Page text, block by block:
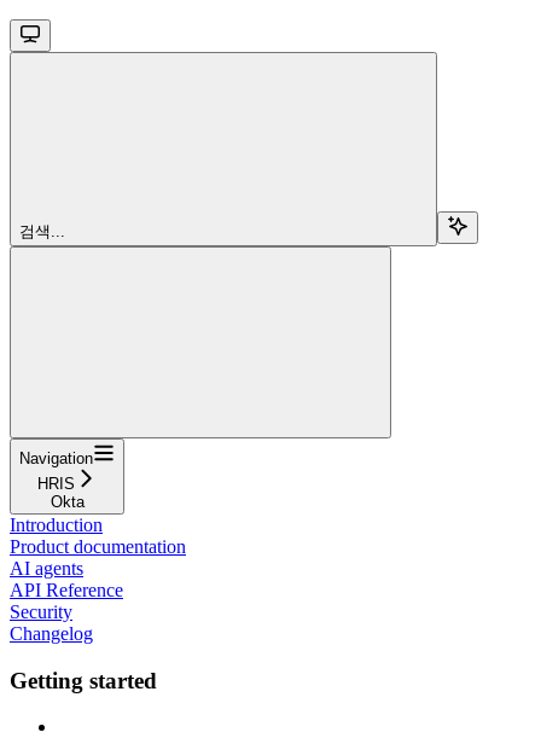
검색...
Navigation
HRIS
Okta
Introduction
Product documentation
AI agents
API Reference
Security
Changelog
Getting started